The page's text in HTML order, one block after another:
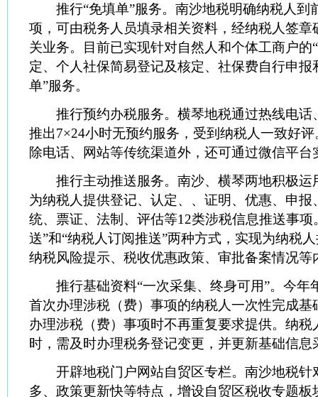
推行“免填单”服务。南沙地税明确纳税人到
项，可由税务人员填录相关资料，经纳税人签章
关业务。目前已实现针对自然人和个体工商户的
定、个人社保简易登记及核定、社保费自行申报
单”服务。
推行预约办税服务。横琴地税通过热线电话
推出7×24小时无预约服务，受到纳税人一致好
除电话、网站等传统渠道外，还可通过微信平台
推行主动推送服务。南沙、横琴两地积极运
为纳税人提供登记、认定、、证明、优惠、申报
统、票证、法制、评估等12类涉税信息推送事项
送”和“纳税人订阅推送”两种方式，实现为纳税
纳税风险提示、税收优惠政策、审批备案情况等
推行基础资料“一次采集、终身可用”。今年
首次办理涉税（费）事项的纳税人一次性完成基
办理涉税（费）事项时不再重复要求提供。纳税
时，需及时办理税务登记变更，并更新基础信息
开辟地税门户网站自贸区专栏。南沙地税针
多、政策更新快等特点，增设自贸区税收专题板